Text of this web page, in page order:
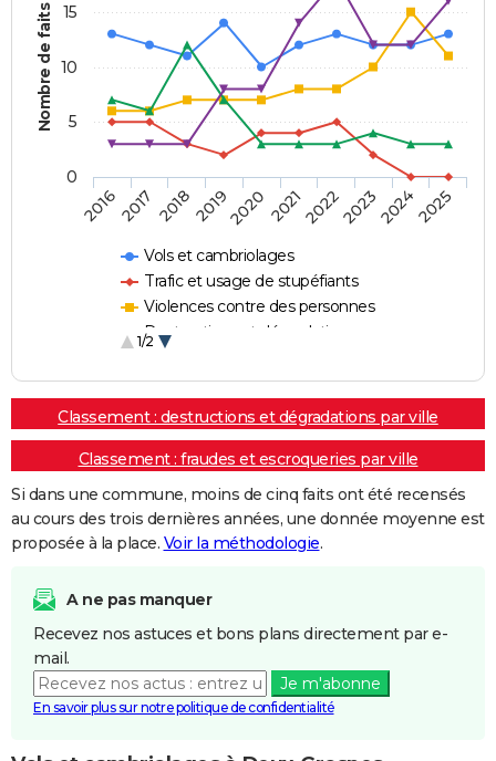
Nombre de faits
Vols et cambriolages
Trafic et usage de stupéfiants
Violences contre des personnes
Destructions et dégradations
1/2
20162017 20182019202020212022202320242025
0
5
10
15
Classement : destructions et dégradations par ville
Classement : fraudes et escroqueries par ville
Si dans une commune, moins de cinq faits ont été recensés
au cours des trois dernières années, une donnée moyenne est
proposée à la place. Voir la méthodologie.
A ne pas manquer
Recevez nos astuces et bons plans directement par e-
mail.
Je m'abonne
En savoir plus sur notre politique de confidentialité